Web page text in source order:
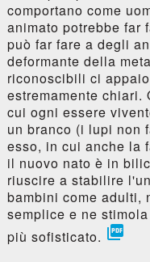
comportano come
animato potrebbe far
può far fare a degli
deformante della
riconoscibili ci
estremamente chiari.
cui ogni essere
un branco (i lupi non
esso, in cui anche la
il nuovo nato è in
riuscire a stabilire
bambini come adulti,
semplice e ne
più sofisticato. 